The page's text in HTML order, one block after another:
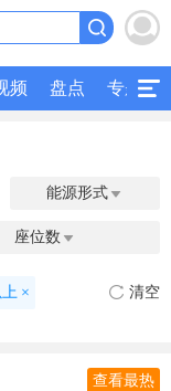
频 盘点 专题
能源形式 
座位数 
上 × 清空
查看最热